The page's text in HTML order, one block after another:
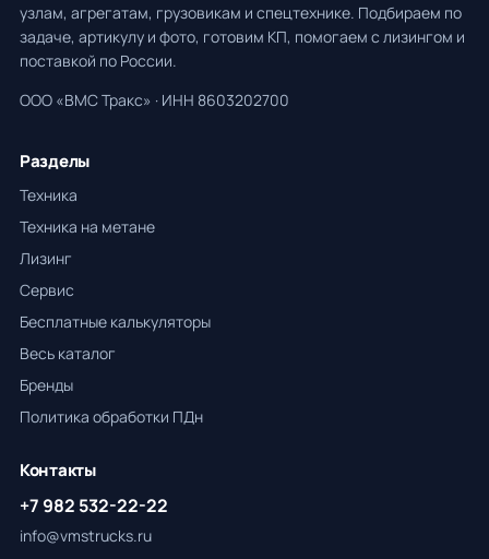
узлам, агрегатам, грузовикам и спецтехнике. Подбираем по
задаче, артикулу и фото, готовим КП, помогаем с лизингом и
поставкой по России.
ООО «ВМС Тракс» · ИНН 8603202700
Разделы
Техника
Техника на метане
Лизинг
Сервис
Бесплатные калькуляторы
Весь каталог
Бренды
Политика обработки ПДн
Контакты
+7 982 532-22-22
info@vmstrucks.ru